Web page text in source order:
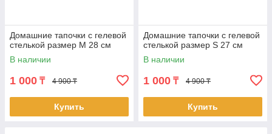
Домашние тапочки с гелевой
стелькой размер M 28 см
В наличии
1 000 ₸ 4 900 ₸
Купить
Домашние тапочки с гелевой
стелькой размер S 27 см
В наличии
1 000 ₸ 4 900 ₸
Купить